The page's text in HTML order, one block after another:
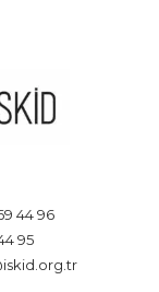
44 96
95